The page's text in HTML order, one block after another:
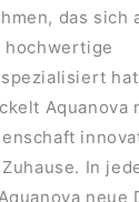
das sich
hochwertige
Aquanova
In
neue